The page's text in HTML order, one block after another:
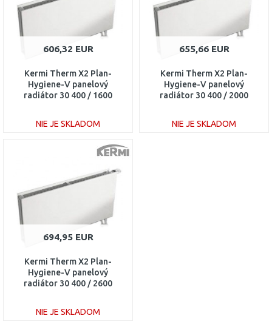
606,32 EUR
Kermi Therm X2 Plan-
Hygiene-V panelový
radiátor 30 400 / 1600
NIE JE SKLADOM
DO KOŠÍKA
655,66 EUR
Kermi Therm X2 Plan-
Hygiene-V panelový
radiátor 30 400 / 2000
NIE JE SKLADOM
694,95 EUR
Kermi Therm X2 Plan-
Hygiene-V panelový
radiátor 30 400 / 2600
NIE JE SKLADOM